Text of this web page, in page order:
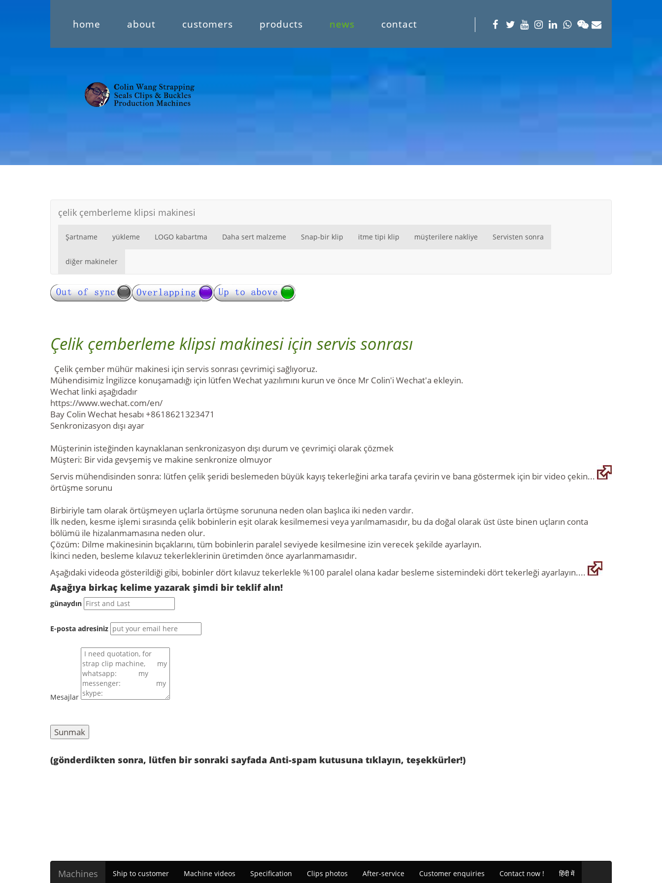
home about customers products news contact
çelik çemberleme klipsi makinesi
Şartname yükleme LOGO kabartma Daha sert malzeme Snap-bir klip itme tipi klip müşterilere nakliye Servisten sonra
diğer makineler
Çelik çemberleme klipsi makinesi için servis sonrası
Çelik çember mühür makinesi için servis sonrası çevrimiçi sağlıyoruz.
Mühendisimiz İngilizce konuşamadığı için lütfen Wechat yazılımını kurun ve önce Mr Colin'i Wechat'a ekleyin.
Wechat linki aşağıdadır
https://www.wechat.com/en/
Bay Colin Wechat hesabı +8618621323471
Senkronizasyon dışı ayar
Müşterinin isteğinden kaynaklanan senkronizasyon dışı durum ve çevrimiçi olarak çözmek
Müşteri: Bir vida gevşemiş ve makine senkronize olmuyor
Servis mühendisinden sonra: lütfen çelik şeridi beslemeden büyük kayış tekerleğini arka tarafa çevirin ve bana göstermek için bir video çekin...
örtüşme sorunu
Birbiriyle tam olarak örtüşmeyen uçlarla örtüşme sorununa neden olan başlıca iki neden vardır.
İlk neden, kesme işlemi sırasında çelik bobinlerin eşit olarak kesilmemesi veya yarılmamasıdır, bu da doğal olarak üst üste binen uçların conta
bölümü ile hizalanmamasına neden olur.
Çözüm: Dilme makinesinin bıçaklarını, tüm bobinlerin paralel seviyede kesilmesine izin verecek şekilde ayarlayın.
İkinci neden, besleme kılavuz tekerleklerinin üretimden önce ayarlanmamasıdır.
Aşağıdaki videoda gösterildiği gibi, bobinler dört kılavuz tekerlekle %100 paralel olana kadar besleme sistemindeki dört tekerleği ayarlayın....
Aşağıya birkaç kelime yazarak şimdi bir teklif alın!
günaydın
E-posta adresiniz
Mesajlar
(gönderdikten sonra, lütfen bir sonraki sayfada Anti-spam kutusuna tıklayın, teşekkürler!)
Machines Ship to customer Machine videos Specification Clips photos After-service Customer enquiries Contact now ! हिंदी में